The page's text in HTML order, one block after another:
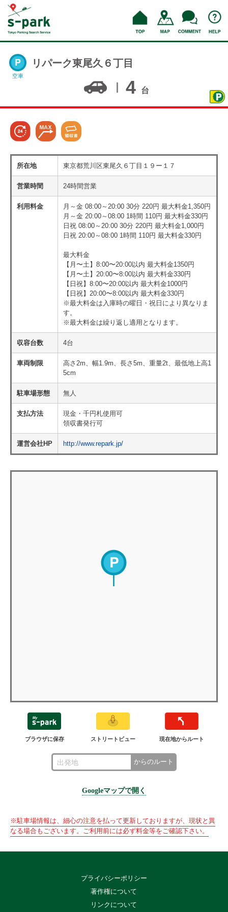
空車
リパーク東尾久６丁目
4 台
所在地 東京都荒川区東尾久６丁目１９ー１７
営業時間 24時間営業
利用料金
月～金 08:00～20:00 30分 220円 最大料金1,350円
月～金 20:00～08:00 1時間 110円 最大料金330円
日祝 08:00～20:00 30分 220円 最大料金1,000円
日祝 20:00～08:00 1時間 110円 最大料金330円
最大料金
【月〜土】8:00〜20:00以内 最大料金1350円
【月〜土】20:00〜8:00以内 最大料金330円
【日祝】8:00〜20:00以内 最大料金1000円
【日祝】20:00〜8:00以内 最大料金330円
※最大料金は入庫時の曜日・祝日により異なりま
す。
※最大料金は繰り返し適用となります。
収容台数 4台
車両制限
高さ2m、幅1.9m、長さ5m、重量2t、最低地上高1
5cm
駐車場形態 無人
支払方法
現金・千円札使用可
領収書発行可
運営会社HP http://www.repark.jp/
ブラウザに保存 ストリートビュー 現在地からルート
からのルート
Googleマップで開く
※駐車場情報は、細心の注意を払って更新しておりますが、現状と異
なる場合もございます。ご利用前には必ず料金等をご確認下さい。
プライバシーポリシー
著作権について
リンクについて